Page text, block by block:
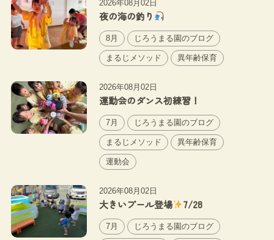
2026年08月02日
夜の海の釣り
8月 じろうまる園のブログ
まるじメソッド 異年齢保育
2026年08月02日
運動会のダンス初練習！
7月 じろうまる園のブログ
まるじメソッド 異年齢保育
運動会
2026年08月02日
大きいプール登場 7/28
7月 じろうまる園のブログ